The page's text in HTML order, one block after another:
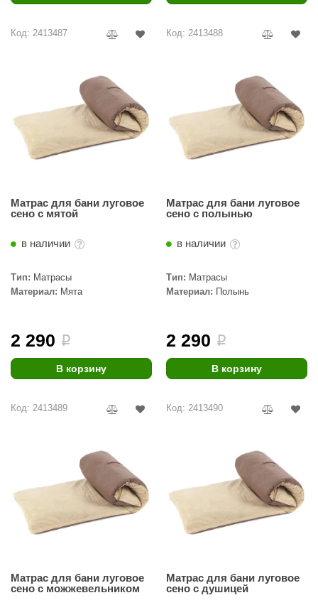
Design
2000
KERN
Snow
Код: 2413487
Матрас для бани луговое
сено c мятой
в наличии
Тип: Матрасы
Материал: Мята
2 290 i
В корзину
Код: 2413488
Матрас для бани луговое
сено c полынью
в наличии
Тип: Матрасы
Материал: Полынь
2 290 i
В корзину
Код: 2413489
Матрас для бани луговое
сено c можжевельником
Код: 2413490
Матрас для бани луговое
сено c душицей